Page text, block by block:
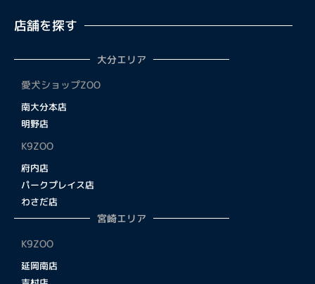
店舗を探す
大分エリア
愛犬ショップZOO
南大分本店
明野店
K9ZOO
府内店
パークプレイス店
わさだ店
宮崎エリア
K9ZOO
延岡南店